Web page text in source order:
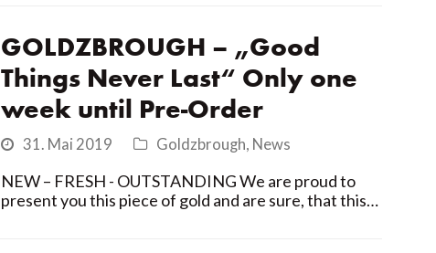
GOLDZBROUGH – „Good
Things Never Last“ Only one
week until Pre-Order
31. Mai 2019 Goldzbrough, News
NEW – FRESH - OUTSTANDING We are proud to
present you this piece of gold and are sure, that this…